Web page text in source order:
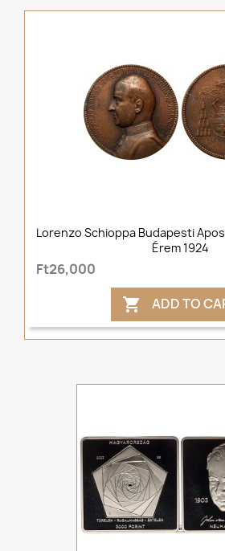
Lorenzo Schioppa Budapesti
Érem 1924
Ft26,000
 ADD TO